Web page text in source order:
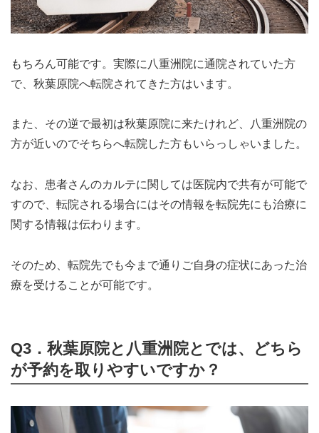
もちろん可能です。実際に八重洲院に通院されていた方
で、秋葉原院へ転院されてきた方はいます。
また、その逆で最初は秋葉原院に来たけれど、八重洲院の
方が近いのでそちらへ転院した方もいらっしゃいました。
なお、患者さんのカルテに関しては医院内で共有が可能で
すので、転院される場合にはその情報を転院先にも治療に
関する情報は伝わります。
そのため、転院先でも今まで通りご自身の症状にあった治
療を受けることが可能です。
Q3．秋葉原院と八重洲院とでは、どちら
が予約を取りやすいですか？